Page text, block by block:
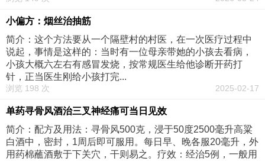
小偏方：烟丝治抽筋
简介：这个方法要从一个隔壁村的村医，在一次医疗过程中
说起，事情是这样的：当时有一位母亲带她的小孩去看病，
小孩大概六左右有感冒发烧，按常规医生给他诊断开药打
针，正当医生刚给小孩打完...
浏览 198 次 2025-02-17
单药寻骨风酒治三叉神经痛可当日见效
简介：配方及用法：寻骨风500克，浸于50度2500毫升高粱
白酒中，密封，1周后即可服用。每日早、晚各服20毫升，外
用药棉蘸酒敷于下关穴，干则易之。疗效：经治5例，一般用